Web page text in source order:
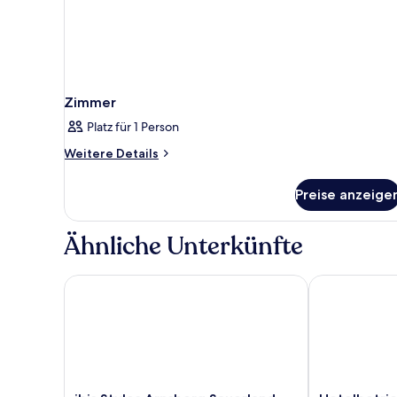
Zimmer
Platz für 1 Person
Weitere Details
Weitere
Preise
Ähnliche Unterkünfte
ibis Styles Arnsberg Sauerland